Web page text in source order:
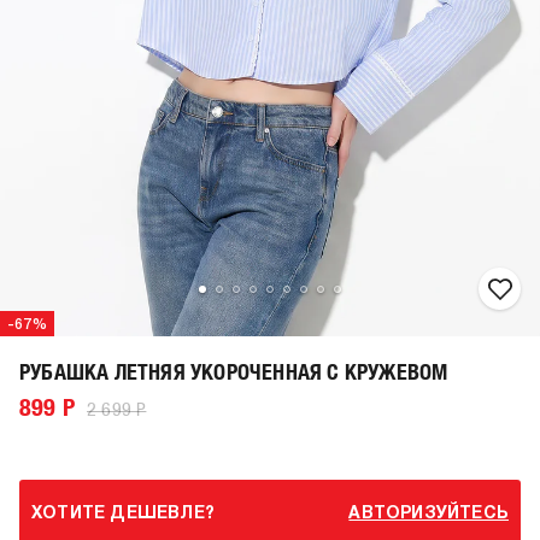
-67%
РУБАШКА ЛЕТНЯЯ УКОРОЧЕННАЯ С КРУЖЕВОМ
899 Р 2 699 Р
ХОТИТЕ ДЕШЕВЛЕ? АВТОРИЗУЙТЕСЬ